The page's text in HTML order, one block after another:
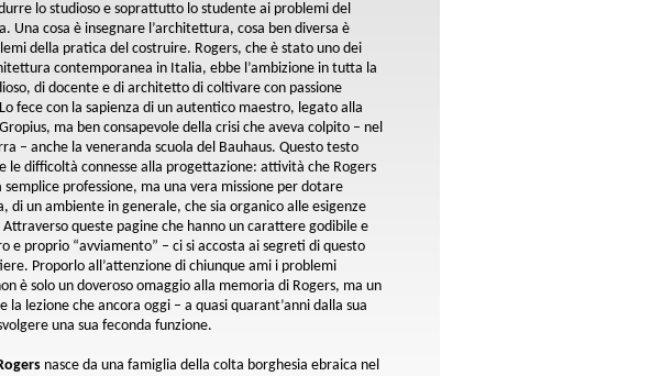
lo studioso e soprattutto lo studente ai problemi del
Una cosa è insegnare l’architettura, cosa ben diversa è
della pratica del costruire. Rogers, che è stato uno dei
contemporanea in Italia, ebbe l’ambizione in tutta la
di docente e di architetto di coltivare con passione
fece con la sapienza di un autentico maestro, legato alla
ma ben consapevole della crisi che aveva colpito – nel
– anche la veneranda scuola del Bauhaus. Questo testo
le difficoltà connesse alla progettazione: attività che Rogers
semplice professione, ma una vera missione per dotare
di un ambiente in generale, che sia organico alle esigenze
queste pagine che hanno un carattere godibile e
e proprio “avviamento” – ci si accosta ai segreti di questo
Proporlo all’attenzione di chiunque ami i problemi
è solo un doveroso omaggio alla memoria di Rogers, ma un
la lezione che ancora oggi – a quasi quarant’anni dalla sua
una sua feconda funzione.
nasce da una famiglia della colta borghesia ebraica nel